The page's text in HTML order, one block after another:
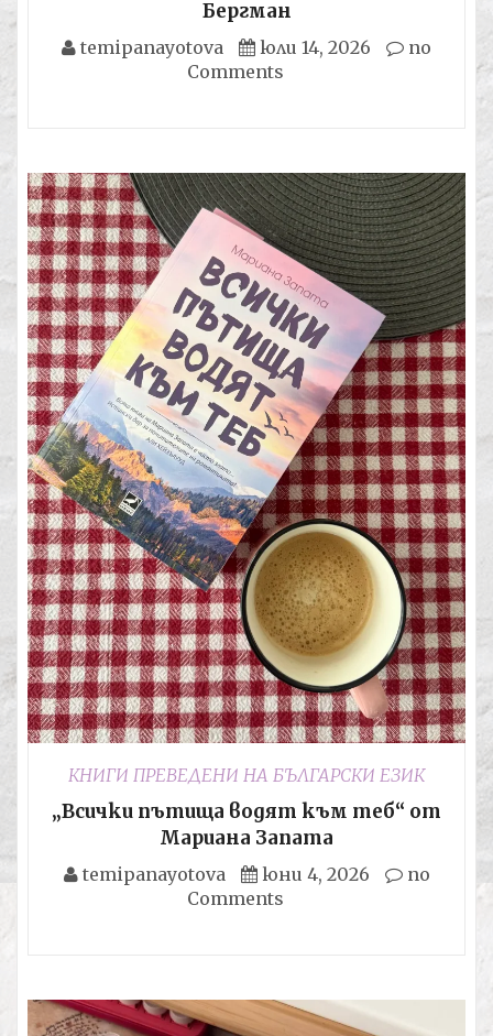
Бергман
temipanayotova юли 14, 2026
no
Comments
КНИГИ ПРЕВЕДЕНИ НА БЪЛГАРСКИ ЕЗИК
„Всички пътища водят към теб“ от
Мариана Запата
temipanayotova юни 4, 2026
no
Comments